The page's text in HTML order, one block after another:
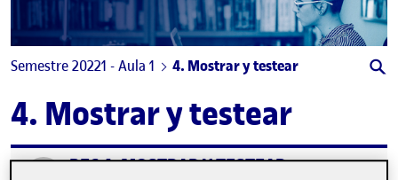
Semestre 20221 - Aula 1 4. Mostrar y testear
4. Mostrar y testear
Publicado porPEC 4. MOSTRAR Y TESTEAR